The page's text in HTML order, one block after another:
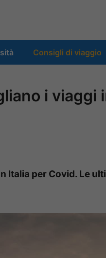
Consigli di viaggio
i viaggi
Italia per Covid. Le